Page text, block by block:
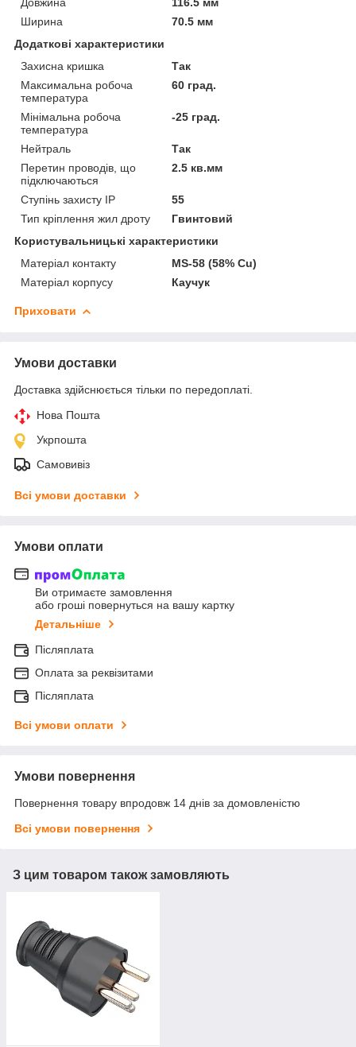
Ширина
70.5 мм
Додаткові характеристики
Захисна кришка
Так
Максимальна робоча
температура
60 град.
Мінімальна робоча
температура
-25 град.
Нейтраль
Так
Перетин проводів, що
підключаються
2.5 кв.мм
Ступінь захисту IP
55
Тип кріплення жил дроту
Гвинтовий
Користувальницькі характеристики
Матеріал контакту
MS-58 (58% Cu)
Матеріал корпусу
Каучук
Приховати
Умови доставки
Доставка здійснюється тільки по передоплаті.
Нова Пошта
Укрпошта
Самовивіз
Всі умови доставки
Умови оплати
Ви отримаєте замовлення
або гроші повернуться на вашу картку
Детальніше
Післяплата
Оплата за реквізитами
Післяплата
Всі умови оплати
Умови повернення
Повернення товару впродовж 14 днів за домовленістю
Всі умови повернення
З цим товаром також замовляють